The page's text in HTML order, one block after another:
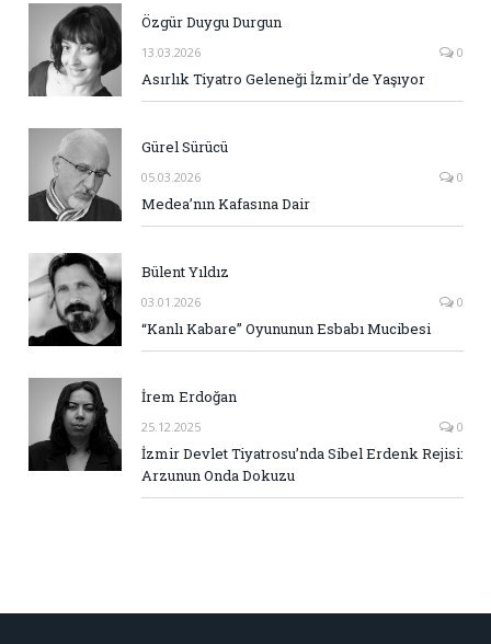
Özgür Duygu Durgun
13.03.2026 0
Asırlık Tiyatro Geleneği İzmir’de Yaşıyor
Gürel Sürücü
05.03.2026 0
Medea’nın Kafasına Dair
Bülent Yıldız
03.01.2026 0
“Kanlı Kabare” Oyununun Esbabı Mucibesi
İrem Erdoğan
25.12.2025 0
İzmir Devlet Tiyatrosu’nda Sibel Erdenk Rejisi:
Arzunun Onda Dokuzu